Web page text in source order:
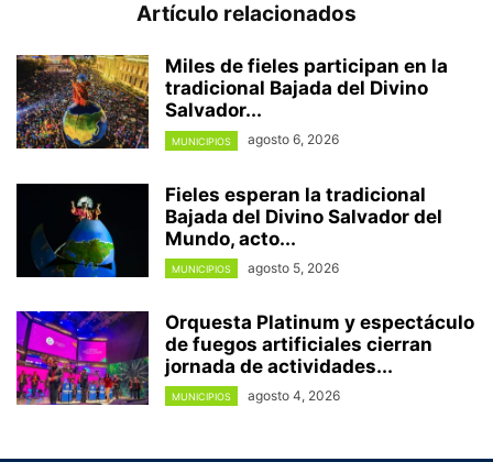
Artículo relacionados
Miles de fieles participan en la
tradicional Bajada del Divino
Salvador...
MUNICIPIOS agosto 6, 2026
Fieles esperan la tradicional
Bajada del Divino Salvador del
Mundo, acto...
MUNICIPIOS agosto 5, 2026
Orquesta Platinum y espectáculo
de fuegos artificiales cierran
jornada de actividades...
MUNICIPIOS agosto 4, 2026